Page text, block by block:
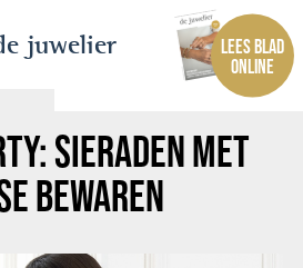
juwelier
LEES BLAD
ONLINE
SIERADEN MET
BEWAREN